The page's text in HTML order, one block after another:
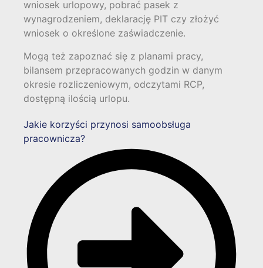
wniosek urlopowy, pobrać pasek z
wynagrodzeniem, deklarację PIT czy złożyć
wniosek o określone zaświadczenie.
Mogą też zapoznać się z planami pracy,
bilansem przepracowanych godzin w danym
okresie rozliczeniowym, odczytami RCP,
dostępną ilością urlopu.
Jakie korzyści przynosi samoobsługa
pracownicza?